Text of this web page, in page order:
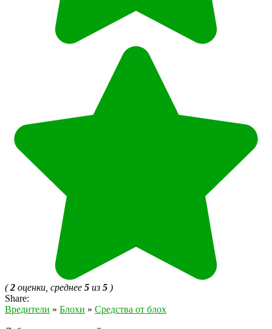
(2 оценки, среднее 5 из 5 )
Share:
Вредители » Блохи » Средства от блох